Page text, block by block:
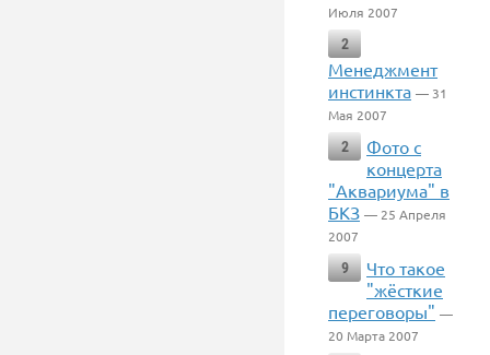
Июля 2007
2
Менеджмент
инстинкта — 31
Мая 2007
2
Фото с
концерта
"Аквариума" в
БКЗ — 25 Апреля
2007
9
Что такое
"жёсткие
переговоры" —
20 Марта 2007